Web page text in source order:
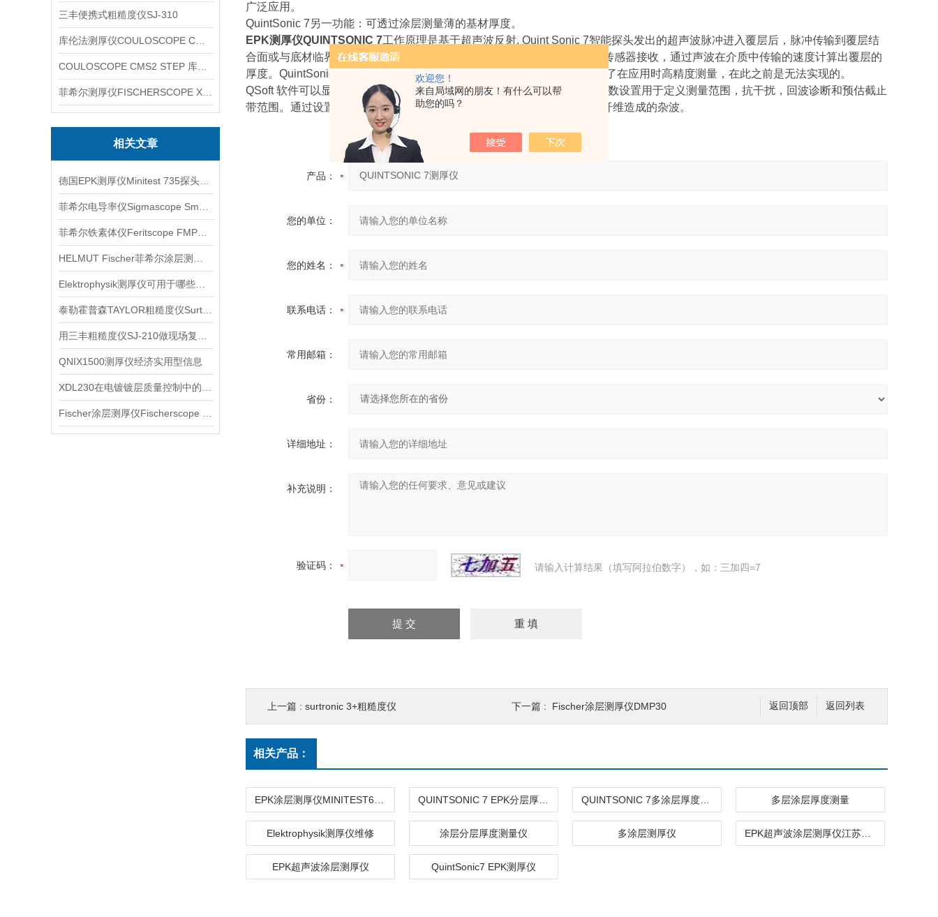
欢迎您！
来自局域网的朋友！有什么可以帮
助您的吗？
三丰便携式粗糙度仪SJ-310
相关文章
QNIX1500测厚仪经济实用型信息
广泛应用。
QuintSonic 7另一功能：可透过涂层测量薄的基材厚度。
EPK测厚仪QUINTSONIC 7工作原理是基于超声波反射, Quint Sonic 7智能探头发出的超声波脉冲进入覆层后，脉冲传输到覆层结
合面或与底材临界面时, 一部分脉冲被反射回来. 这些反射的超声波脉冲被传感器接收，通过声波在介质中传输的速度计算出覆层的
厚度。QuintSonic 7的突出功能: 仪器所采用的传感技术和创新的软件实现了在应用时高精度测量，在此之前是无法实现的。
QSoft 软件可以显示测量时A型扫描图像，这样可得到更加准确的数据。参数设置用于定义测量范围，抗干扰，回波诊断和预估截止
带范围。通过设置的截止带可以将杂波排除掉，例如由基材GRP 或CRP 纤维造成的杂波。
产品：
您的单位：
您的姓名：
联系电话：
常用邮箱：
省份：
详细地址：
补充说明：
验证码： 请输入计算结果（填写阿拉伯数字），如：三加四=7
返回列表
返回顶部
上一篇 : surtronic 3+粗糙度仪 下一篇 : Fischer涂层测厚仪DMP30
相关产品：
多层涂层厚度测量
Elektrophysik测厚仪维修 涂层分层厚度测量仪 多涂层测厚仪
EPK超声波涂层测厚仪 QuintSonic7 EPK测厚仪